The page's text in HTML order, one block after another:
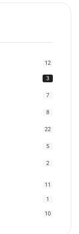
12
3
7
8
22
5
2
11
1
10